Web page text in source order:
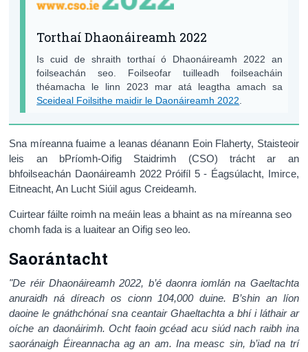
Torthaí Dhaonáireamh 2022
Is cuid de shraith torthaí ó Dhaonáireamh 2022 an
foilseachán seo. Foilseofar tuilleadh foilseacháin
théamacha le linn 2023 mar atá leagtha amach sa
Sceideal Foilsithe maidir le Daonáireamh 2022.
Sna míreanna fuaime a leanas déanann Eoin Flaherty, Staisteoir
leis an bPríomh-Oifig Staidrimh (CSO) trácht ar an
bhfoilseachán Daonáireamh 2022 Próifíl 5 - Éagsúlacht, Imirce,
Eitneacht, An Lucht Siúil agus Creideamh.
Cuirtear fáilte roimh na meáin leas a bhaint as na míreanna seo
chomh fada is a luaitear an Oifig seo leo.
Saorántacht
"De réir Dhaonáireamh 2022, b’é daonra iomlán na Gaeltachta
anuraidh ná díreach os cionn 104,000 duine. B’shin an líon
daoine le gnáthchónaí sna ceantair Ghaeltachta a bhí i láthair ar
oíche an daonáirimh. Ocht faoin gcéad acu siúd nach raibh ina
saoránaigh Éireannacha ag an am. Ina measc sin, b’iad na trí